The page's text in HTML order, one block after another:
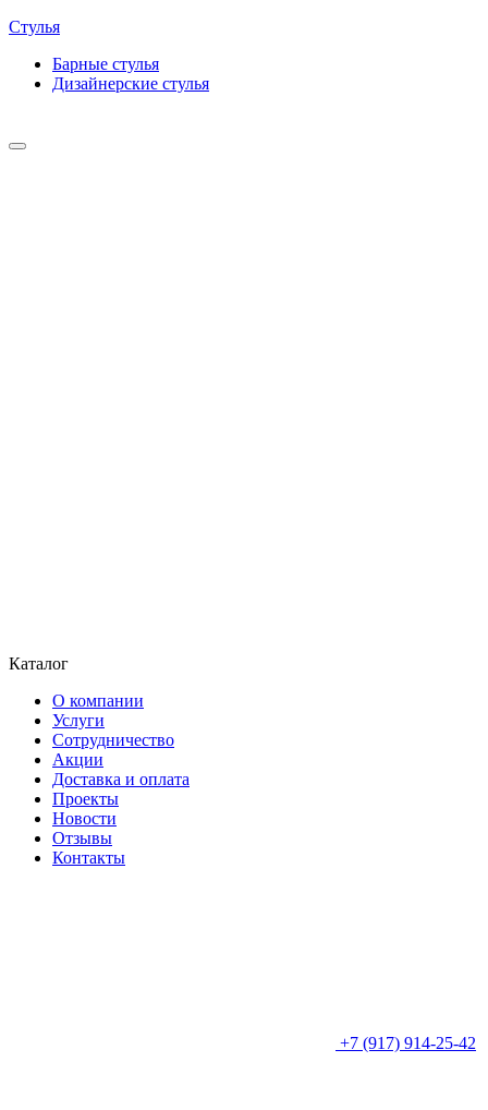
Стулья
Барные cтулья
Дизайнерские cтулья
Каталог
О компании
Услуги
Сотрудничество
Акции
Доставка и оплата
Проекты
Новости
Отзывы
Контакты
+7 (917) 914-25-42